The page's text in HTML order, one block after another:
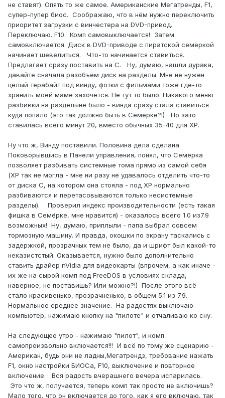
не ставят). Опять то же самое. Американские Мегатренды, F1,
супер-пупер биос. Соображаю, что в нём нужно переключить
приоритет загрузки с винчестера на DVD-привод.
Переключаю. F10. Комп самовыключается! Затем
самовключается. Диск в DVD-приводе с пиратской семёркой
начинает шевелиться. Что-то начинается ставиться.
Предлагает сразу поставить на С. Ну, думаю, нашли дурака,
давайте сначала разобъём диск на разделы. Мне не нужен
целый терабайт под винду, фотки с фильмами тоже где-то
хранить моей маме захочется. Не тут то было. Никакого меню
разбивки на разделыне было - винда сразу стала ставиться
куда попало (это так должно быть в Семёрке?!) Но зато
ставилась всего минут 20, вместо обычных 35-40 для ХР.
Ну что ж, Винду поставили. Половина дела сделана.
Поковорывшись в Панели управления, понял, что Семёрка
позволяет разбивать системные тома прямо из самой себя
(ХР так не могла - мне ни разу не удавалось отделить что-то
от диска С, на котором она стояла - под ХР нормально
разбиваются и перетасовываются только несистемные
разделы). Проверил индекс производительности (есть такая
фишка в Семёрке, мне нравится) - оказалось всего 1.0 из7.9
возможных! Ну, думаю, приплыли - папа выбрал совсем
тормозную машину. И правда, окошки по экрану таскались с
задержкой, прозрачных тем не было, да и шрифт был какой-то
неказистстый. Оказывается, нужно было дополнительно
ставить драйер nVidia для видеокарты (впрочем, а как иначе -
их же на сырой комп под FreeDOS в условиях склада,
наверное, не поставишь? Или можно?!) После этого всё
стало красивенько, прозрачненько, в общем 5.1 из 7.9.
Нормальное среднее значение. На радостях выключаю
компьютер, нажимаю кнопку на "пилоте" и отчаливаю ко сну.
На следующее утро - нажимаю "пилот", и комп
самопроизвольно включается!!! И всё по тому же сценарию -
Американ, будь они не ладны,Мегатрендз, требование нажать
F1, окно настройки БИОСа, F10, выключение и повторное
включение. Вся радость вчерашнего вечера испарилась.
Это что ж, получается, теперь комп так просто не включишь?
Мало того, что он включается до того, как я его включаю, так